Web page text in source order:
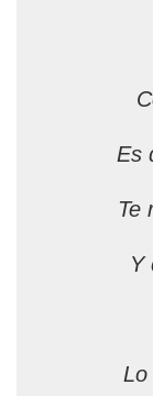
Es
Te
Y